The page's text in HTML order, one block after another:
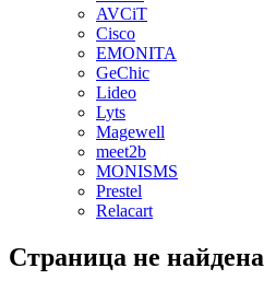
AVCiT
Cisco
EMONITA
GeChic
Lideo
Lyts
Magewell
meet2b
MONISMS
Prestel
Relacart
Страница не найдена